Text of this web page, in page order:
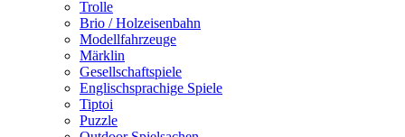
Trolle
Brio / Holzeisenbahn
Modellfahrzeuge
Märklin
Gesellschaftspiele
Englischsprachige Spiele
Tiptoi
Puzzle